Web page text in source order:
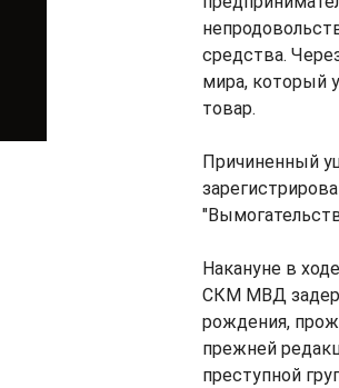
средства.
мира, который
товар.
Причиненный
Накануне в
СКМ МВД
рождения,
прежней
преступной